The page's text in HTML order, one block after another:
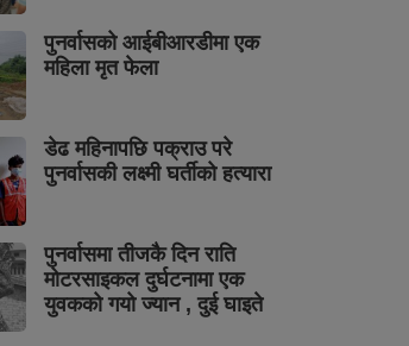
पुनर्वासको आईबीआरडीमा एक
महिला मृत फेला
डेढ महिनापछि पक्राउ परे
पुनर्वासकी लक्ष्मी घर्तीको हत्यारा
पुनर्वासमा तीजकै दिन राति
मोटरसाइकल दुर्घटनामा एक
युवकको गयो ज्यान , दुई घाइते